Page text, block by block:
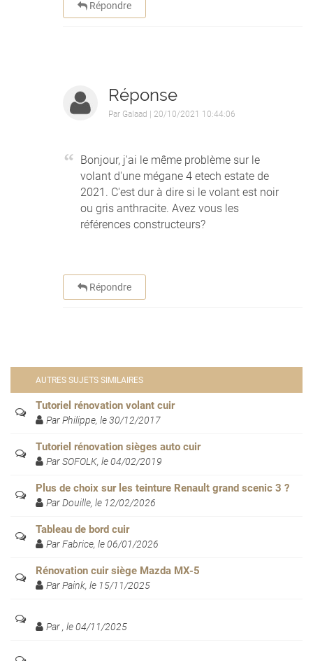
Répondre
Réponse
Par Galaad | 20/10/2021 10:44:06
Bonjour, j'ai le même problème sur le
volant d'une mégane 4 etech estate de
2021. C'est dur à dire si le volant est noir
ou gris anthracite. Avez vous les
références constructeurs?
Répondre
AUTRES SUJETS SIMILAIRES
Tutoriel rénovation volant cuir
Par Philippe, le 30/12/2017
Tutoriel rénovation sièges auto cuir
Par SOFOLK, le 04/02/2019
Plus de choix sur les teinture Renault grand scenic 3 ?
Par Douille, le 12/02/2026
Tableau de bord cuir
Par Fabrice, le 06/01/2026
Rénovation cuir siège Mazda MX-5
Par Paink, le 15/11/2025
Par , le 04/11/2025